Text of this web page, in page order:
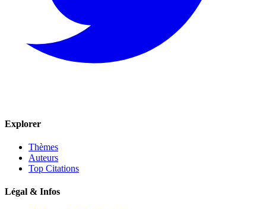
Explorer
Thèmes
Auteurs
Top Citations
Légal & Infos